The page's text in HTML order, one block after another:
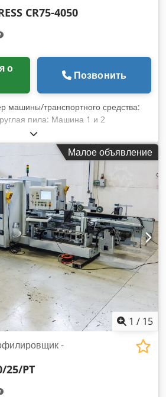
CR75-4050
Позвонить
машины/транспортного средства:
пила: Машина 1 и 2
панели: 200 мм Dkedpfx Ahowl
подачи: 36 м/мин
450 мм
Малое объявление
1 / 15
-
25/PT